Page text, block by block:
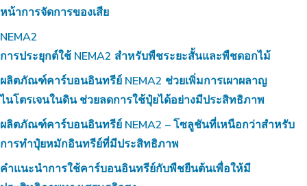
หน้าการจัดการของเสีย
NEMA2
การประยุกต์ใช้ NEMA2 สำหรับพืชระยะสั้นและพืชดอกไม้
ผลิตภัณฑ์คาร์บอนอินทรีย์ NEMA2 ช่วยเพิ่มการเผาผลาญ
ไนโตรเจนในดิน ช่วยลดการใช้ปุ๋ยได้อย่างมีประสิทธิภาพ
ผลิตภัณฑ์คาร์บอนอินทรีย์ NEMA2 – โซลูชันที่เหนือกว่าสำหรับ
การทำปุ๋ยหมักอินทรีย์ที่มีประสิทธิภาพ
คำแนะนำการใช้คาร์บอนอินทรีย์กับพืชยืนต้นเพื่อให้มี